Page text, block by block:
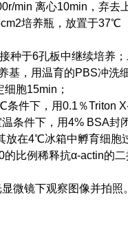
min 离心10min，弃去
培养瓶，放置于37℃
种于6孔板中继续培养；
基，用温育的PBS冲洗
胞15min；
件下，用0.1％Triton
条件下，用4% BSA封
放在4℃冰箱中孵育细胞
比例稀释抗α-actin的
微镜下观察图像并拍照。